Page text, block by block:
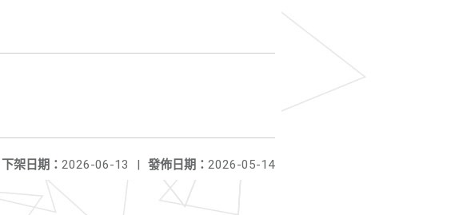
發佈日期： 2026-05-14
下架日期： 2026-06-13 |